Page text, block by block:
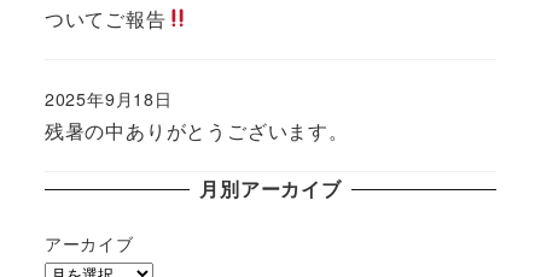
ついてご報告
残暑の中ありがとうございます。
投稿日
2025年9月18日
月別アーカイブ
アーカイブ